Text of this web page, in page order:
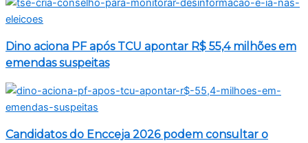
Dino aciona PF após TCU apontar R$ 55,4 milhões em
emendas suspeitas
Candidatos do Encceja 2026 podem consultar o